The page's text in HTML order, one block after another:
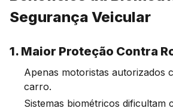
Segurança Veicular
1. Maior Proteção Contra
Apenas motoristas autorizados
carro.
Sistemas biométricos dificultam